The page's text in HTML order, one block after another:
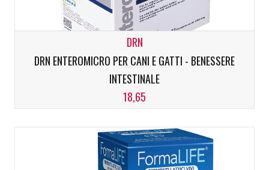
DRN
DRN ENTEROMICRO PER CANI E GATTI - BENESSERE
INTESTINALE
18,65